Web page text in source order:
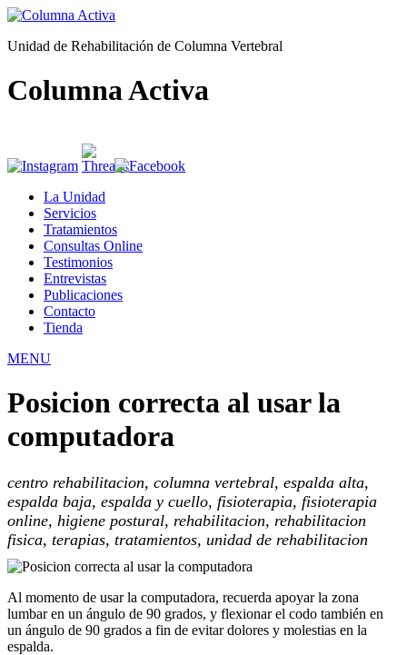
Unidad de Rehabilitación de Columna Vertebral
Columna Activa
La Unidad
Servicios
Tratamientos
Consultas Online
Testimonios
Entrevistas
Publicaciones
Contacto
Tienda
MENU
Posicion correcta al usar la
computadora
centro rehabilitacion, columna vertebral, espalda alta,
espalda baja, espalda y cuello, fisioterapia, fisioterapia
online, higiene postural, rehabilitacion, rehabilitacion
fisica, terapias, tratamientos, unidad de rehabilitacion
Al momento de usar la computadora, recuerda apoyar la zona
lumbar en un ángulo de 90 grados, y flexionar el codo también en
un ángulo de 90 grados a fin de evitar dolores y molestias en la
espalda.